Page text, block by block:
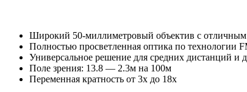
Широкий 50-миллиметровый объектив с отличным
Полностью просветленная оптика по технологии
Универсальное решение для средних дистанций и
Поле зрения: 13.8 — 2.3м на 100м
Переменная кратность от 3х до 18х